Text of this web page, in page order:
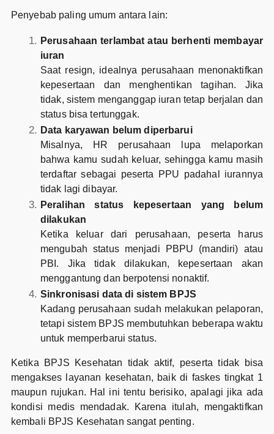
Penyebab paling umum antara lain:
Perusahaan terlambat atau berhenti membayar
iuran
Saat resign, idealnya perusahaan menonaktifkan
kepesertaan dan menghentikan tagihan. Jika
tidak, sistem menganggap iuran tetap berjalan dan
status bisa tertunggak.
Data karyawan belum diperbarui
Misalnya, HR perusahaan lupa melaporkan
bahwa kamu sudah keluar, sehingga kamu masih
terdaftar sebagai peserta PPU padahal iurannya
tidak lagi dibayar.
Peralihan status kepesertaan yang belum
dilakukan
Ketika keluar dari perusahaan, peserta harus
mengubah status menjadi PBPU (mandiri) atau
PBI. Jika tidak dilakukan, kepesertaan akan
menggantung dan berpotensi nonaktif.
Sinkronisasi data di sistem BPJS
Kadang perusahaan sudah melakukan pelaporan,
tetapi sistem BPJS membutuhkan beberapa waktu
untuk memperbarui status.
Ketika BPJS Kesehatan tidak aktif, peserta tidak bisa
mengakses layanan kesehatan, baik di faskes tingkat 1
maupun rujukan. Hal ini tentu berisiko, apalagi jika ada
kondisi medis mendadak. Karena itulah, mengaktifkan
kembali BPJS Kesehatan sangat penting.